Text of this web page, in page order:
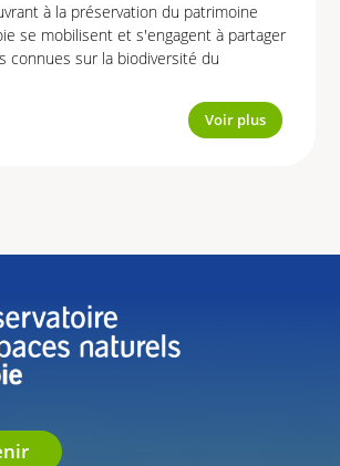
à la préservation du patrimoine
se mobilisent et s'engagent à partager
connues sur la biodiversité du
Voir plus